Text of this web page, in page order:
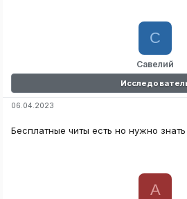
Савелий
С
06.04.2023
Бесплатные читы есть но нужно знать
A